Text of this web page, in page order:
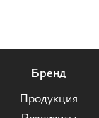
Бренд
Продукция